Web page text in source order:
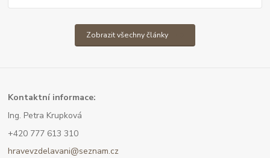
Zobrazit všechny články
Kontaktní informace:
Ing. Petra Krupková
+420 777 613 310
hravevzdelavani@seznam.cz